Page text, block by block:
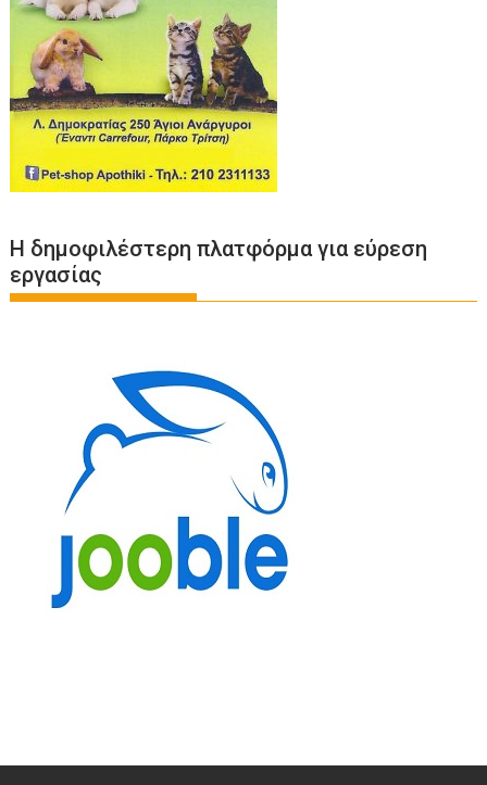
Η δημοφιλέστερη πλατφόρμα για εύρεση
εργασίας